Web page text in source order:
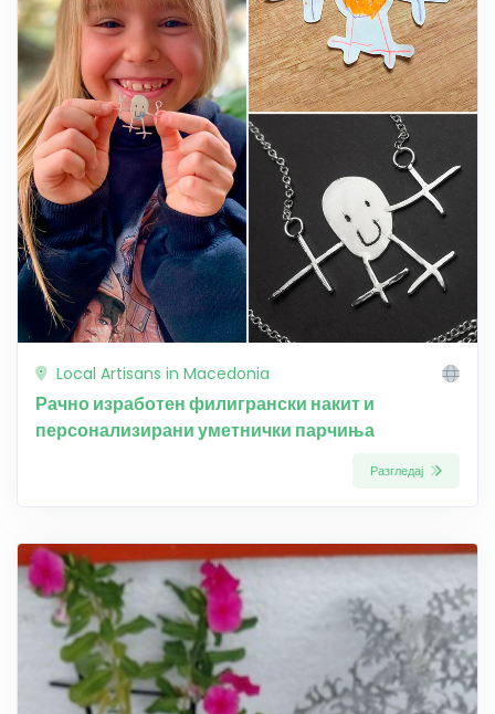
Local Artisans in Macedonia
Рачно изработен филигрански накит и
персонализирани уметнички парчиња
Разгледај